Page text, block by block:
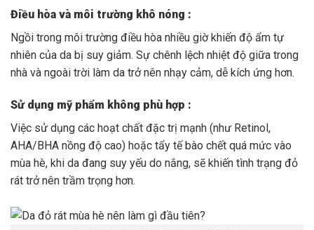
Điều hòa và môi trường khô nóng :
Ngồi trong môi trường điều hòa nhiều giờ khiến độ ẩm tự
nhiên của da bị suy giảm. Sự chênh lệch nhiệt độ giữa trong
nhà và ngoài trời làm da trở nên nhạy cảm, dễ kích ứng hơn.
Sử dụng mỹ phẩm không phù hợp :
Việc sử dụng các hoạt chất đặc trị mạnh (như Retinol,
AHA/BHA nồng độ cao) hoặc tẩy tế bào chết quá mức vào
mùa hè, khi da đang suy yếu do nắng, sẽ khiến tình trạng đỏ
rát trở nên trầm trọng hơn.